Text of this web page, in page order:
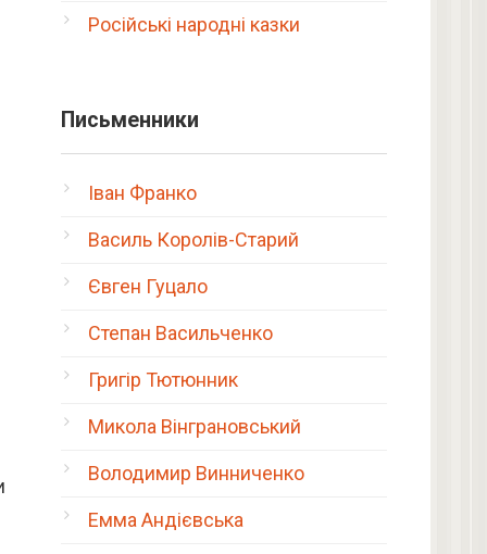
Російські народні казки
Письменники
Іван Франко
Василь Королів-Старий
Євген Гуцало
Степан Васильченко
Григір Тютюнник
Микола Вінграновський
Володимир Винниченко
Емма Андієвська